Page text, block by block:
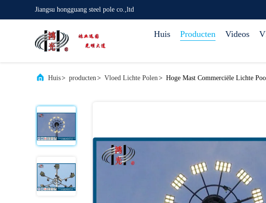
Jiangsu hongguang steel pole co.,ltd
Huis Producten Videos
Huis> producten> Vloed Lichte Polen> Hoge Mast Commerciële Lichte